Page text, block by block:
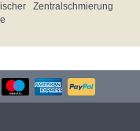
Zentralschmierung